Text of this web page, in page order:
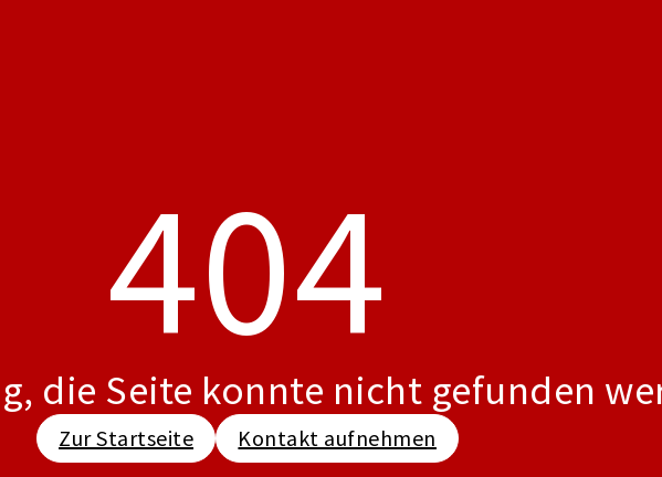
404
die Seite konnte nicht gefunden
Zur Startseite Kontakt aufnehmen